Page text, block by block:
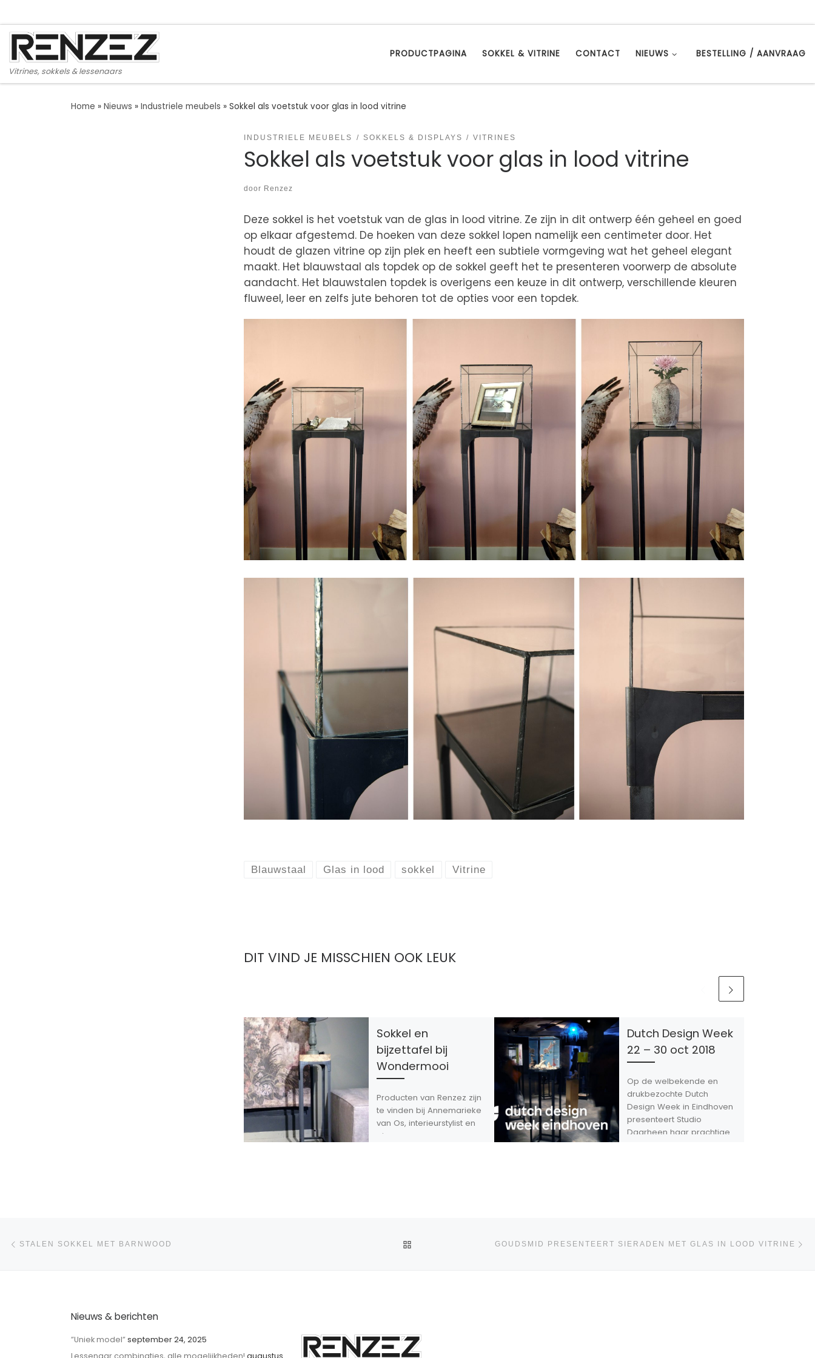
Vitrines, sokkels & lessenaars
PRODUCTPAGINA SOKKEL & VITRINE CONTACT NIEUWS BESTELLING / AANVRAAG
Home » Nieuws » Industriele meubels » Sokkel als voetstuk voor glas in lood vitrine
INDUSTRIELE MEUBELS SOKKELS & DISPLAYS VITRINES
Sokkel als voetstuk voor glas in lood vitrine
door Renzez
Deze sokkel is het voetstuk van de glas in lood vitrine. Ze zijn in dit ontwerp één geheel en goed
op elkaar afgestemd. De hoeken van deze sokkel lopen namelijk een centimeter door. Het
houdt de glazen vitrine op zijn plek en heeft een subtiele vormgeving wat het geheel elegant
maakt. Het blauwstaal als topdek op de sokkel geeft het te presenteren voorwerp de absolute
aandacht. Het blauwstalen topdek is overigens een keuze in dit ontwerp, verschillende kleuren
fluweel, leer en zelfs jute behoren tot de opties voor een topdek.
Blauwstaal Glas in lood sokkel Vitrine
DIT VIND JE MISSCHIEN OOK LEUK
Sokkel en
bijzettafel bij
Wondermooi
Producten van Renzez zijn
te vinden bij Annemarieke
van Os, interieurstylist en
eigenaar van
Dutch Design Week
22 – 30 oct 2018
Op de welbekende en
drukbezochte Dutch
Design Week in Eindhoven
presenteert Studio
Daarheen haar prachtige
Bericht navigatie
STALEN SOKKEL MET BARNWOOD TERUG NAAR BERICHTENLIJSTGOUDSMID PRESENTEERT SIERADEN MET GLAS IN LOOD VITRINE
Nieuws & berichten
”Uniek model”september 24, 2025